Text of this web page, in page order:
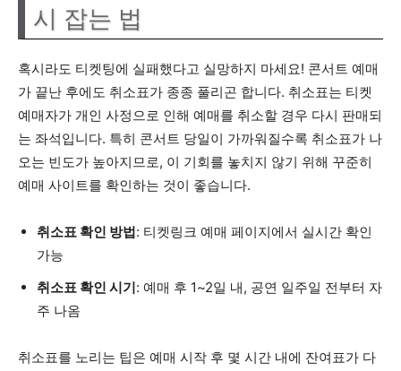
시 잡는 법
혹시라도 티켓팅에 실패했다고 실망하지 마세요! 콘서트 예매
가 끝난 후에도 취소표가 종종 풀리곤 합니다. 취소표는 티켓
예매자가 개인 사정으로 인해 예매를 취소할 경우 다시 판매되
는 좌석입니다. 특히 콘서트 당일이 가까워질수록 취소표가 나
오는 빈도가 높아지므로, 이 기회를 놓치지 않기 위해 꾸준히
예매 사이트를 확인하는 것이 좋습니다.
취소표 확인 방법: 티켓링크 예매 페이지에서 실시간 확인
가능
취소표 확인 시기: 예매 후 1~2일 내, 공연 일주일 전부터 자
주 나옴
취소표를 노리는 팁은 예매 시작 후 몇 시간 내에 잔여표가 다